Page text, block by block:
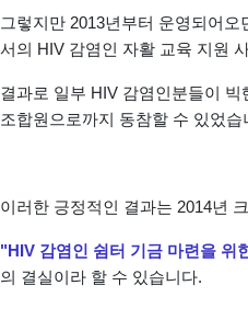
그렇지만 2013년부터 운영되어오
서의 HIV 감염인 자활 교육 지원
결과로 일부 HIV 감염인분들이
조합원으로까지 동참할 수 있었습
이러한 긍정적인 결과는 2014년
"HIV 감염인 쉼터 기금 마련을 위
의 결실이라 할 수 있습니다.